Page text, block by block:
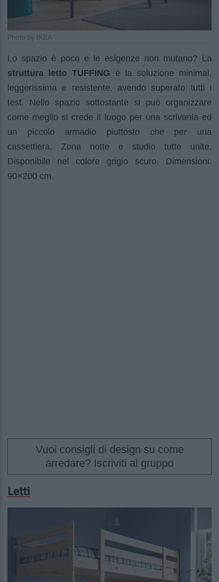
Photo by IKEA
Lo spazio è poco e le esigenze non mutano? La
struttura letto TUFFING è la soluzione minimal,
leggerissima e resistente, avendo superato tutti i
test. Nello spazio sottostante si può organizzare
come meglio si crede il luogo per una scrivania ed
un piccolo armadio piuttosto che per una
cassettiera. Zona notte e studio tutte unite.
Disponibile nel colore grigio scuro. Dimensioni:
90×200 cm.
Vuoi consigli di design su come
arredare? Iscriviti al gruppo
Letti